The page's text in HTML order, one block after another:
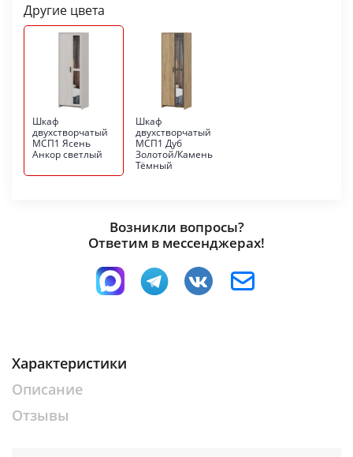
Другие цвета
Шкаф
двухстворчатый
МСП1 Ясень
Анкор светлый
Шкаф
двухстворчатый
МСП1 Дуб
Золотой/Камень
Тёмный
Возникли вопросы?
Ответим в мессенджерах!
Характеристики
Описание
Отзывы